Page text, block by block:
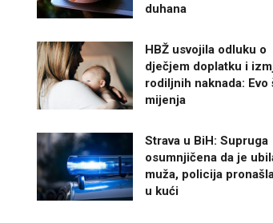
duhana
HBŽ usvojila odluku o
dječjem doplatku i
rodiljnih naknada: Evo
mijenja
Strava u BiH: Supruga
osumnjičena da je
muža, policija
u kući